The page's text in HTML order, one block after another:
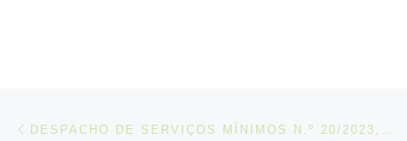
Post navigation